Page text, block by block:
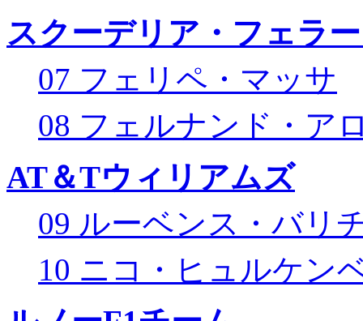
スクーデリア・フェラ
07 フェリペ・マッサ
08 フェルナンド・ア
AT＆Tウィリアムズ
09 ルーベンス・バリ
10 ニコ・ヒュルケン